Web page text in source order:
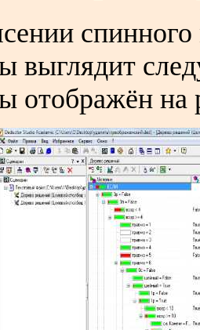
выглядит
отображён на